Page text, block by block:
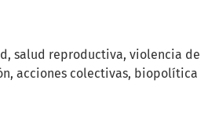
salud reproductiva violencia de
acciones colectivas biopolítica